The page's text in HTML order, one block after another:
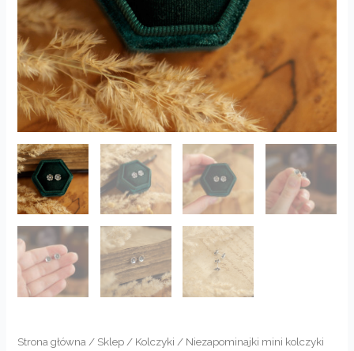
Strona główna / Sklep / Kolczyki / Niezapominajki mini kolczyki